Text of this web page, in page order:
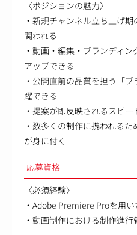
〈ポジションの魅力〉
・新規チャンネル立ち上げ
関われる
・動画・編集・ブランディ
アップできる
・公開直前の品質を担う「
躍できる
・提案が即反映されるスピ
・数多くの制作に携われる
が身に付く
応募資格
〈必須経験〉
・Adobe Premiere Proを用い
・動画制作における制作進行